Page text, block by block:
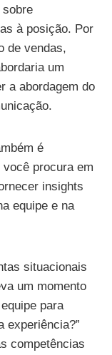
sobre
à posição. Por
de vendas,
um
a abordagem do
é
você procura em
insights
equipe e na
situacionais
um momento
para
experiência?”
competências